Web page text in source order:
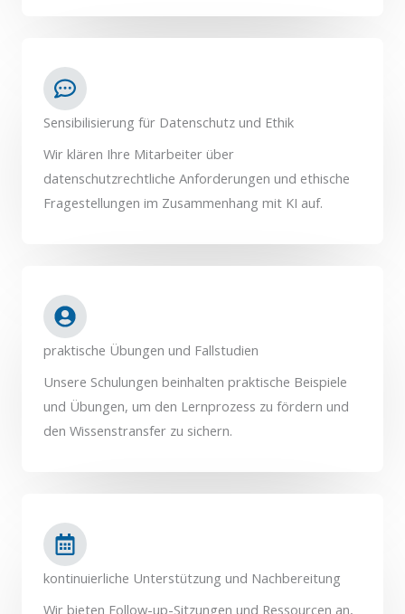
Sensibilisierung für Datenschutz und Ethik
Wir klären Ihre Mitarbeiter über
datenschutzrechtliche Anforderungen und ethische
Fragestellungen im Zusammenhang mit KI auf.
praktische Übungen und Fallstudien
Unsere Schulungen beinhalten praktische Beispiele
und Übungen, um den Lernprozess zu fördern und
den Wissenstransfer zu sichern.
kontinuierliche Unterstützung und Nachbereitung
Wir bieten Follow-up-Sitzungen und Ressourcen an,